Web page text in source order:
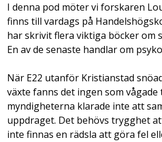
I denna pod möter vi forskaren
finns till vardags på
har skrivit flera viktiga böcker om
En av de senaste handlar om
När E22 utanför Kristianstad
växte fanns det ingen som
myndigheterna klarade inte att
uppdraget. Det behövs trygghet
inte finnas en rädsla att göra fel